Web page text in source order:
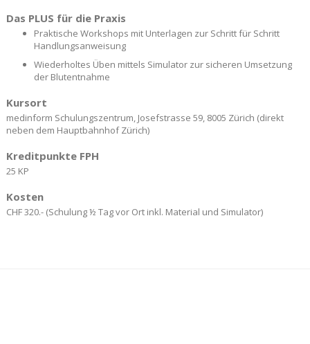
Das PLUS für die Praxis
Praktische Workshops mit Unterlagen zur Schritt für Schritt
Handlungsanweisung
Wiederholtes Üben mittels Simulator zur sicheren Umsetzung
der Blutentnahme
Kursort
medinform Schulungszentrum, Josefstrasse 59, 8005 Zürich (direkt
neben dem Hauptbahnhof Zürich)
Kreditpunkte FPH
25 KP
Kosten
CHF 320.- (Schulung ½ Tag vor Ort inkl. Material und Simulator)